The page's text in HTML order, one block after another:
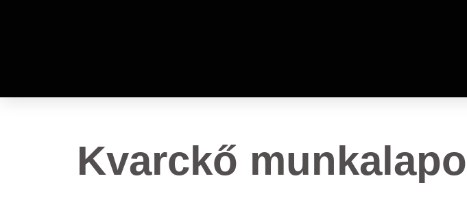
Kvarckő